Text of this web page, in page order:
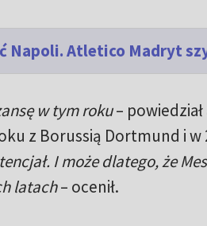
Napoli. Atletico Madryt
w tym roku–
z Borussią Dortmund i w
I może dlatego, że
latach– ocenił.